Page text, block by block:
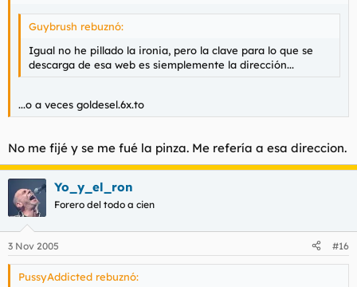
Guybrush rebuznó:
Igual no he pillado la ironia, pero la clave para lo que se
descarga de esa web es siemplemente la dirección...
...o a veces goldesel.6x.to
No me fijé y se me fué la pinza. Me refería a esa direccion.
Yo_y_el_ron
Forero del todo a cien
3 Nov 2005 #16
PussyAddicted rebuznó: